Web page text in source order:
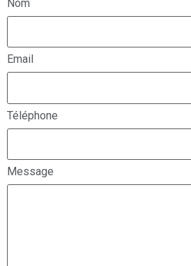
Nom
Email
Téléphone
Message